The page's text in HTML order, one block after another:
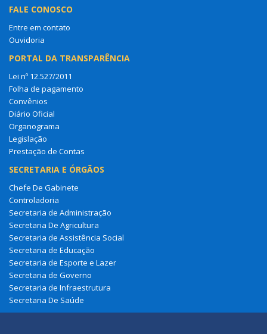
FALE CONOSCO
Entre em contato
Ouvidoria
PORTAL DA TRANSPARÊNCIA
Lei nº 12.527/2011
Folha de pagamento
Convênios
Diário Oficial
Organograma
Legislação
Prestação de Contas
SECRETARIA E ÓRGÃOS
Chefe De Gabinete
Controladoria
Secretaria de Administração
Secretaria De Agricultura
Secretaria de Assistência Social
Secretaria de Educação
Secretaria de Esporte e Lazer
Secretaria de Governo
Secretaria de Infraestrutura
Secretaria De Saúde